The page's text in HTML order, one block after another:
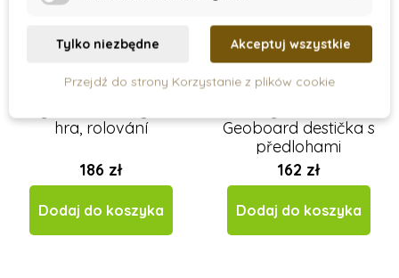
On Stock
hra, rolování
186 zł
Dodaj do koszyka
On Stock
Geoboard destička s
předlohami
162 zł
Dodaj do koszyka
Tylko niezbędne Akceptuj wszystkie
Przejdź do strony Korzystanie z plików cookie